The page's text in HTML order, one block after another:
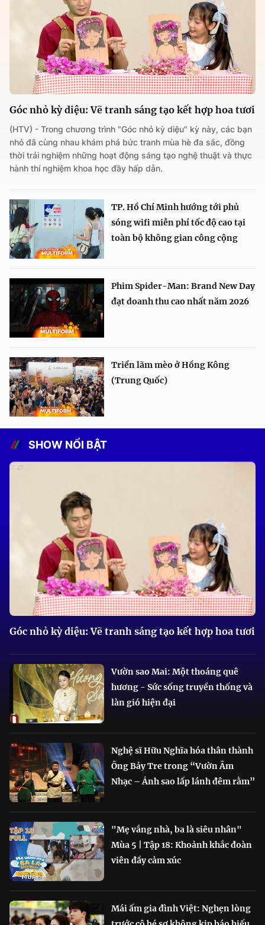
Góc nhỏ kỳ diệu: Vẽ tranh sáng tạo kết hợp hoa tươi
(HTV) - Trong chương trình "Góc nhỏ kỳ diệu" kỳ này, các bạn
nhỏ đã cùng nhau khám phá bức tranh mùa hè đa sắc, đồng
thời trải nghiệm những hoạt động sáng tạo nghệ thuật và thực
hành thí nghiệm khoa học đầy hấp dẫn.
TP. Hồ Chí Minh hướng tới phủ
sóng wifi miễn phí tốc độ cao tại
toàn bộ không gian công cộng
Phim Spider-Man: Brand New Day
đạt doanh thu cao nhất năm 2026
Triển lãm mèo ở Hồng Kông
(Trung Quốc)
SHOW NỔI BẬT
Góc nhỏ kỳ diệu: Vẽ tranh sáng tạo kết hợp hoa tươi
Vườn sao Mai: Một thoáng quê
hương - Sức sống truyền thống và
làn gió hiện đại
Nghệ sĩ Hữu Nghĩa hóa thân thành
Ông Bảy Tre trong “Vườn Âm
Nhạc – Ánh sao lấp lánh đêm rằm”
"Mẹ vắng nhà, ba là siêu nhân"
Mùa 5 | Tập 18: Khoảnh khắc đoàn
viên đầy cảm xúc
Mái ấm gia đình Việt: Nghẹn lòng